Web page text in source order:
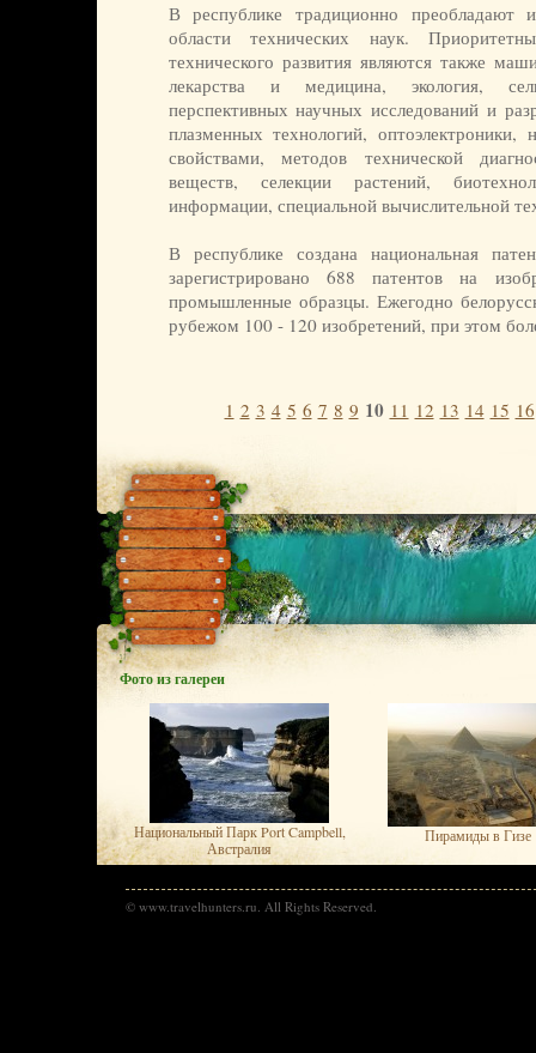
В республике традиционно преобладают
области технических наук.
технического развития являются также
лекарства и медицина, экология,
перспективных научных исследований и
плазменных технологий,
свойствами, методов технической
веществ, селекции растений,
информации, специальной вычислительной
В республике создана национальная
зарегистрировано 688 патентов на
промышленные образцы. Ежегодно
рубежом 100 - 120 изобретений, при этом
1 2 3 4 5 6 7 8 9 10 11 12 13 14 15 16
Фото из галереи
Национальный Парк Port Campbell,
Австралия
Пирамиды в Гизе
© www.travelhunters.ru. All Rights Reserved.